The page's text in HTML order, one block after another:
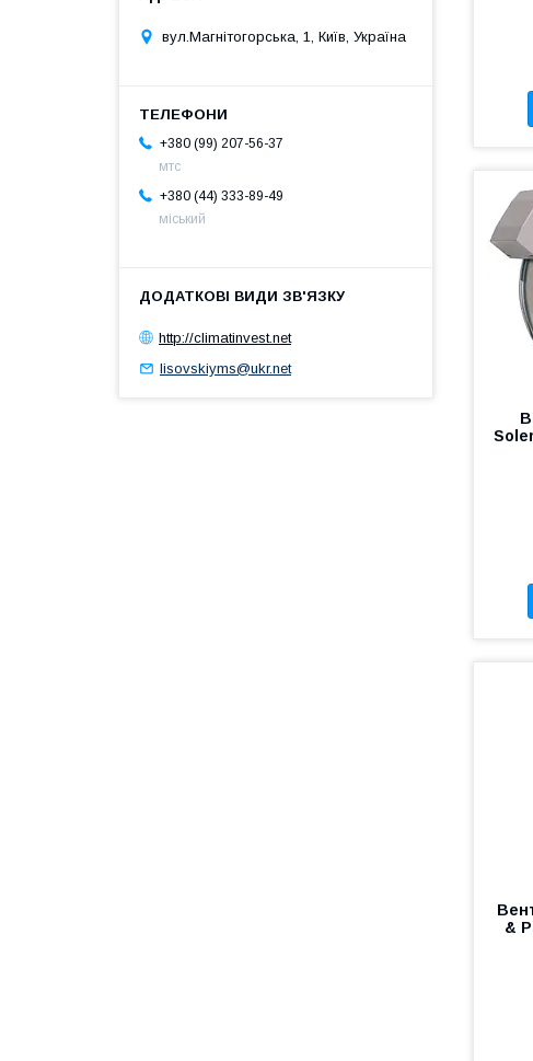
&
вул.Магнітогорська, 1, Київ, Україна
+380 (99) 207-56-37
мтс
+380 (44) 333-89-49
міський
http://climatinvest.net
lisovskiyms@ukr.net